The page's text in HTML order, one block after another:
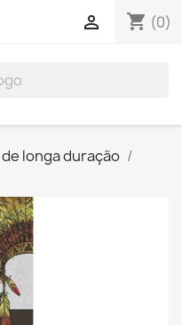
shopping_cart (0)

longa duração